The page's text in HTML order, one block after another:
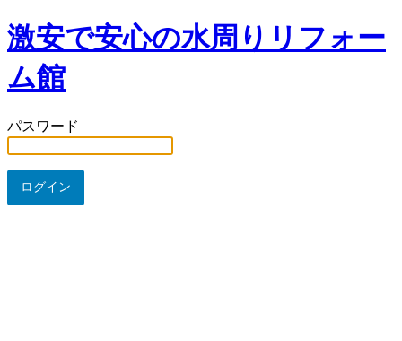
激安で安心の水周りリフォー
ム館
パスワード